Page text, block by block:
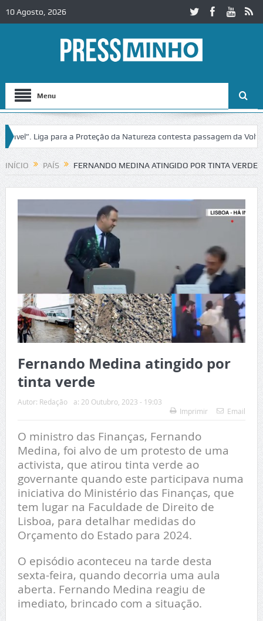
10 Agosto, 2026
Menu
Liga para a Proteção da Natureza contesta passagem da Volta a
do Castelo de Cerveira assegura financiamento para restauro
INÍCIO PAÍS FERNANDO MEDINA ATINGIDO POR TINTA VERDE
Fernando Medina atingido por
tinta verde
Autor: Redação a: 20 Outubro, 2023 - 19:03
Imprimir
Email
O ministro das Finanças, Fernando
Medina, foi alvo de um protesto de uma
activista, que atirou tinta verde ao
governante quando este participava numa
iniciativa do Ministério das Finanças, que
tem lugar na Faculdade de Direito de
Lisboa, para detalhar medidas do
Orçamento do Estado para 2024.
O episódio aconteceu na tarde desta
sexta-feira, quando decorria uma aula
aberta. Fernando Medina reagiu de
imediato, brincado com a situação.